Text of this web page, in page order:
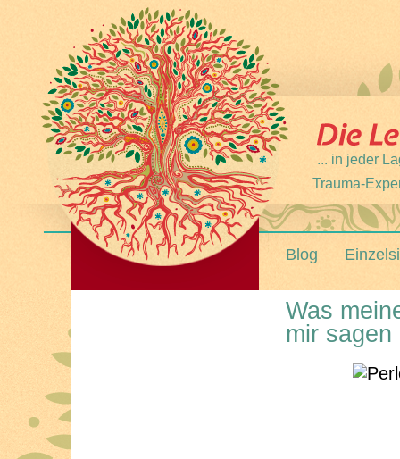
... in jeder
Trauma-
Blog
Was
mir sagen